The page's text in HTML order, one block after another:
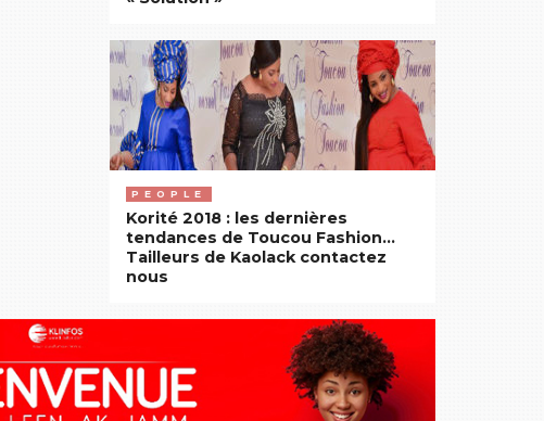
PEOPLE
Korité 2018 : les dernières
tendances de Toucou Fashion…
Tailleurs de Kaolack contactez
nous